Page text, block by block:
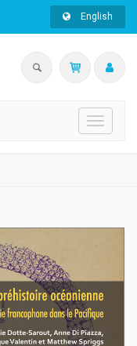
English
Toggle